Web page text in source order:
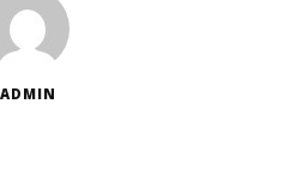
ADMIN